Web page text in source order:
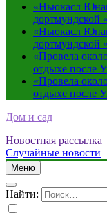
«Ньюкасл
дортмундской
«Ньюкасл
дортмундской
«Провела
отдыхе после
«Провела
отдыхе после
Дом и сад
Новостная рассылка
Случайные новости
Меню
Найти: